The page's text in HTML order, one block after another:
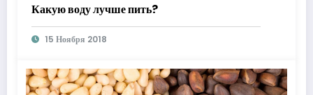
Какую воду лучше пить?
15 Ноября 2018